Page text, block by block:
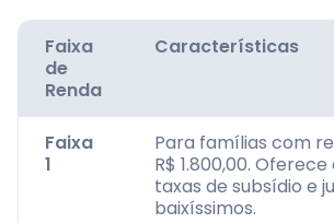
Faixa
de
Renda
Características
Faixa
1
Para famílias com
R$ 1.800,00.
taxas de subsídio e
baixíssimos.